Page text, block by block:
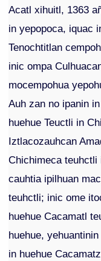
Acatl xihuitl, 1363
in yepopoca, iquac
Tenochtitlan
inic ompa
mocempohua
Auh zan no ipanin
huehue Teuctli in
Iztlacozauhcan
Chichimeca
cauhtia ipilhuan
teuhctli; inic ome
huehue Cacamatl
huehue,
in huehue